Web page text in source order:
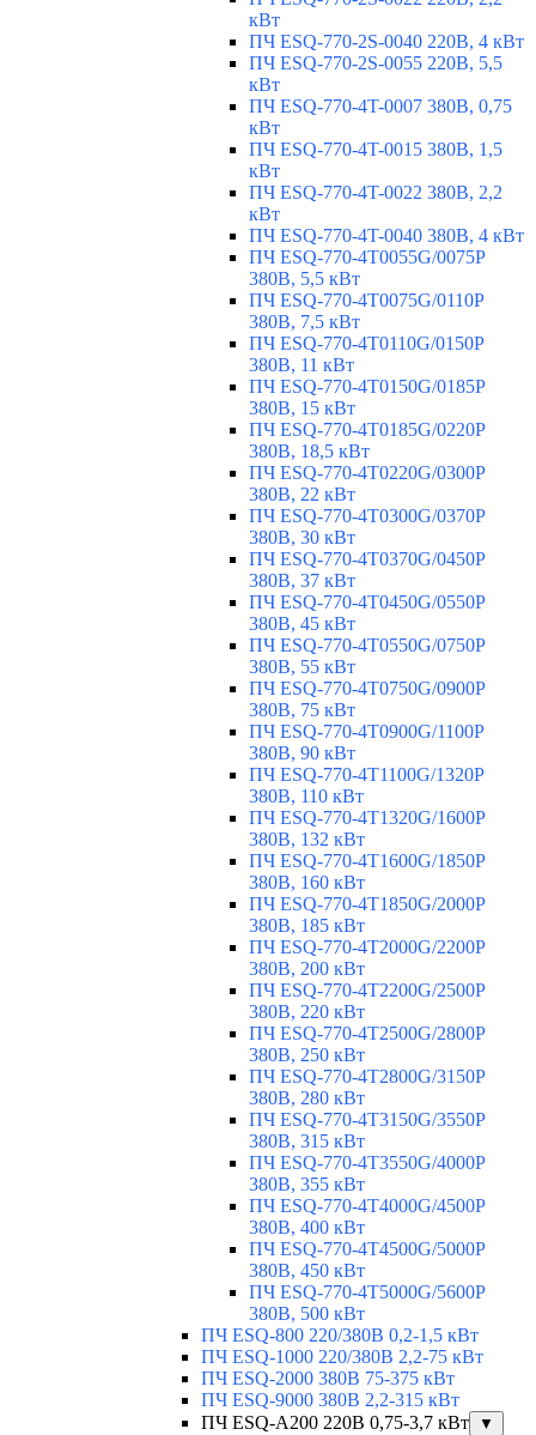
кВт
ПЧ ESQ-770-2S-0040 220В, 4 кВт
ПЧ ESQ-770-2S-0055 220В, 5,5
кВт
ПЧ ESQ-770-4T-0007 380В, 0,75
кВт
ПЧ ESQ-770-4T-0015 380В, 1,5
кВт
ПЧ ESQ-770-4T-0022 380В, 2,2
кВт
ПЧ ESQ-770-4T-0040 380В, 4 кВт
ПЧ ESQ-770-4T0055G/0075P
380В, 5,5 кВт
ПЧ ESQ-770-4T0075G/0110P
380В, 7,5 кВт
ПЧ ESQ-770-4T0110G/0150P
380В, 11 кВт
ПЧ ESQ-770-4T0150G/0185P
380В, 15 кВт
ПЧ ESQ-770-4T0185G/0220P
380В, 18,5 кВт
ПЧ ESQ-770-4T0220G/0300P
380В, 22 кВт
ПЧ ESQ-770-4T0300G/0370P
380В, 30 кВт
ПЧ ESQ-770-4T0370G/0450P
380В, 37 кВт
ПЧ ESQ-770-4T0450G/0550P
380В, 45 кВт
ПЧ ESQ-770-4T0550G/0750P
380В, 55 кВт
ПЧ ESQ-770-4T0750G/0900P
380В, 75 кВт
ПЧ ESQ-770-4T0900G/1100P
380В, 90 кВт
ПЧ ESQ-770-4T1100G/1320P
380В, 110 кВт
ПЧ ESQ-770-4T1320G/1600P
380В, 132 кВт
ПЧ ESQ-770-4T1600G/1850P
380В, 160 кВт
ПЧ ESQ-770-4T1850G/2000P
380В, 185 кВт
ПЧ ESQ-770-4T2000G/2200P
380В, 200 кВт
ПЧ ESQ-770-4T2200G/2500P
380В, 220 кВт
ПЧ ESQ-770-4T2500G/2800P
380В, 250 кВт
ПЧ ESQ-770-4T2800G/3150P
380В, 280 кВт
ПЧ ESQ-770-4T3150G/3550P
380В, 315 кВт
ПЧ ESQ-770-4T3550G/4000P
380В, 355 кВт
ПЧ ESQ-770-4T4000G/4500P
380В, 400 кВт
ПЧ ESQ-770-4T4500G/5000P
380В, 450 кВт
ПЧ ESQ-770-4T5000G/5600P
380В, 500 кВт
ПЧ ESQ-800 220/380В 0,2-1,5 кВт
ПЧ ESQ-1000 220/380В 2,2-75 кВт
ПЧ ESQ-2000 380В 75-375 кВт
ПЧ ESQ-9000 380В 2,2-315 кВт
ПЧ ESQ-A200 220В 0,75-3,7 кВт
▼